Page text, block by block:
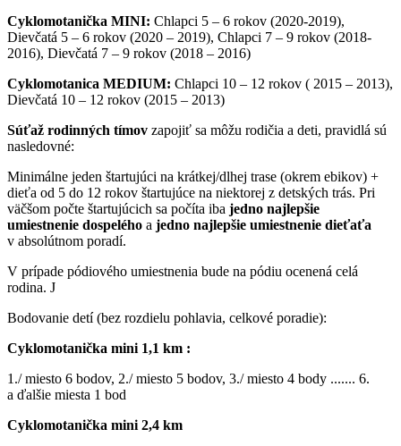
Cyklomotanička MINI: Chlapci 5 – 6 rokov (2020-2019),
Dievčatá 5 – 6 rokov (2020 – 2019), Chlapci 7 – 9 rokov (2018-
2016), Dievčatá 7 – 9 rokov (2018 – 2016)
Cyklomotanica MEDIUM: Chlapci 10 – 12 rokov ( 2015 – 2013),
Dievčatá 10 – 12 rokov (2015 – 2013)
Súťaž rodinných tímov zapojiť sa môžu rodičia a deti, pravidlá sú
nasledovné:
Minimálne jeden štartujúci na krátkej/dlhej trase (okrem ebikov) +
dieťa od 5 do 12 rokov štartujúce na niektorej z detských trás. Pri
väčšom počte štartujúcich sa počíta iba jedno najlepšie
umiestnenie dospelého a jedno najlepšie umiestnenie dieťaťa
v absolútnom poradí.
V prípade pódiového umiestnenia bude na pódiu ocenená celá
rodina. J
Bodovanie detí (bez rozdielu pohlavia, celkové poradie):
Cyklomotanička mini 1,1 km :
1./ miesto 6 bodov, 2./ miesto 5 bodov, 3./ miesto 4 body ....... 6.
a ďalšie miesta 1 bod
Cyklomotanička mini 2,4 km